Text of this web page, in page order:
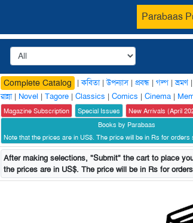
Parabaas
Complete Catalog |কবিতা|উপন্যাস| প্রবন্ধ | গল্প |ভ্রমণ
রান্না| Novel | Tagore | Classics | Comics | Cinema |
Magazine Subscription
Special Issues
New Arrivals (April
Books by Parabaas
Note that the prices are in US$. The price will be in Rs for orders
After making selections, "Submit" the cart to place
the prices are in US$. The price will be in Rs for